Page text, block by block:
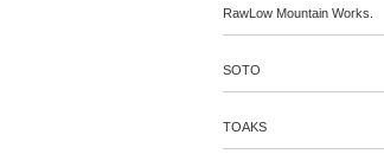
RawLow Mountain Works.
SOTO
TOAKS